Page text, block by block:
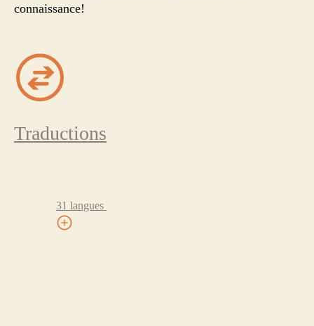
connaissance!
Traductions
31 langues